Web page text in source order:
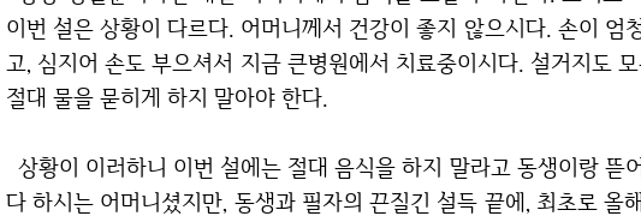
이번 설은 상황이 다르다. 어머니께서 건강이 좋지 않으시다. 손이 엄
고, 심지어 손도 부으셔서 지금 큰병원에서 치료중이시다. 설거지도
절대 물을 묻히게 하지 말아야 한다.
상황이 이러하니 이번 설에는 절대 음식을 하지 말라고 동생이랑 뜯어 말렸다. 그래도 해야한다 해야한
다 하시는 어머니셨지만, 동생과 필자의 끈질긴 설득 끝에, 최초로 올